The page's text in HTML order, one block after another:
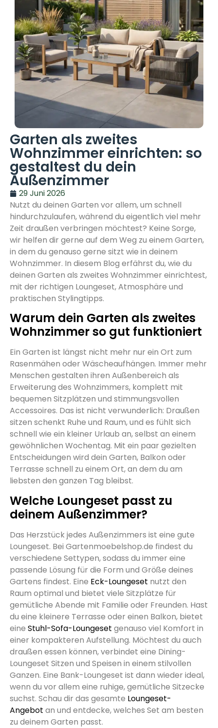
Garten als zweites
Wohnzimmer einrichten: so
gestaltest du dein
Außenzimmer
29 Juni 2026
Nutzt du deinen Garten vor allem, um schnell
hindurchzulaufen, während du eigentlich viel mehr
Zeit draußen verbringen möchtest? Keine Sorge,
wir helfen dir gerne auf dem Weg zu einem Garten,
in dem du genauso gerne sitzt wie in deinem
Wohnzimmer. In diesem Blog erfährst du, wie du
deinen Garten als zweites Wohnzimmer einrichtest,
mit der richtigen Loungeset, Atmosphäre und
praktischen Stylingtipps.
Warum dein Garten als zweites
Wohnzimmer so gut funktioniert
Ein Garten ist längst nicht mehr nur ein Ort zum
Rasenmähen oder Wäscheaufhängen. Immer mehr
Menschen gestalten ihren Außenbereich als
Erweiterung des Wohnzimmers, komplett mit
bequemen Sitzplätzen und stimmungsvollen
Accessoires. Das ist nicht verwunderlich: Draußen
sitzen schenkt Ruhe und Raum, und es fühlt sich
schnell wie ein kleiner Urlaub an, selbst an einem
gewöhnlichen Wochentag. Mit ein paar gezielten
Entscheidungen wird dein Garten, Balkon oder
Terrasse schnell zu einem Ort, an dem du am
liebsten den ganzen Tag bleibst.
Welche Loungeset passt zu
deinem Außenzimmer?
Das Herzstück jedes Außenzimmers ist eine gute
Loungeset. Bei Gartenmoebelshop.de findest du
verschiedene Settypen, sodass du immer eine
passende Lösung für die Form und Größe deines
Gartens findest. Eine Eck-Loungeset nutzt den
Raum optimal und bietet viele Sitzplätze für
gemütliche Abende mit Familie oder Freunden. Hast
du eine kleinere Terrasse oder einen Balkon, bietet
eine Stuhl-Sofa-Loungeset genauso viel Komfort in
einer kompakteren Aufstellung. Möchtest du auch
draußen essen können, verbindet eine Dining-
Loungeset Sitzen und Speisen in einem stilvollen
Ganzen. Eine Bank-Loungeset ist dann wieder ideal,
wenn du vor allem eine ruhige, gemütliche Sitzecke
suchst. Schau dir das gesamte Loungeset-
Angebot an und entdecke, welches Set am besten
zu deinem Garten passt.